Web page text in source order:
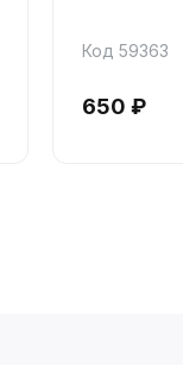
Код 59363
650 ₽